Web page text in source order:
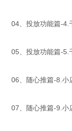
04、投放功能篇-4.
05、投放功能篇-5.
06、随心推篇-8.小
07、随心推篇-9.小